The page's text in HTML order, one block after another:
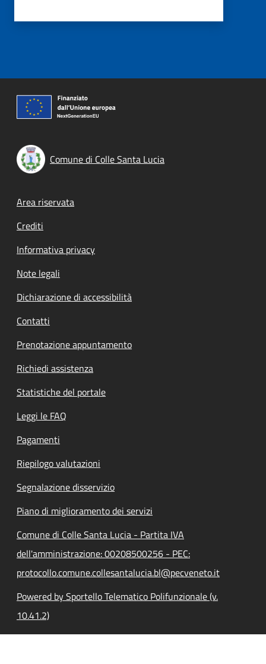
Comune di Colle Santa Lucia
Footer menu
Area riservata
Crediti
Informativa privacy
Note legali
Dichiarazione di accessibilità
Contatti
Prenotazione appuntamento
Richiedi assistenza
Statistiche del portale
Leggi le FAQ
Pagamenti
Riepilogo valutazioni
Segnalazione disservizio
Piano di miglioramento dei servizi
Comune di Colle Santa Lucia - Partita IVA
dell'amministrazione: 00208500256 - PEC:
protocollo.comune.collesantalucia.bl@pecveneto.it
Powered by Sportello Telematico Polifunzionale (v.
10.41.2)